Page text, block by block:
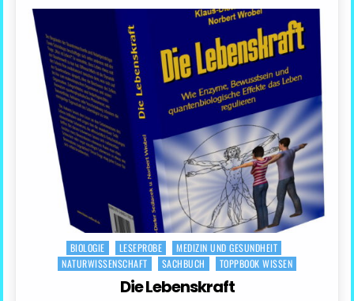
Posted
in
BIOLOGIE LESEPROBE
MEDIZIN UND GESUNDHEIT
NATURWISSENSCHAFT
SACHBUCH TOPPBOOK WISSEN
Die Lebenskraft